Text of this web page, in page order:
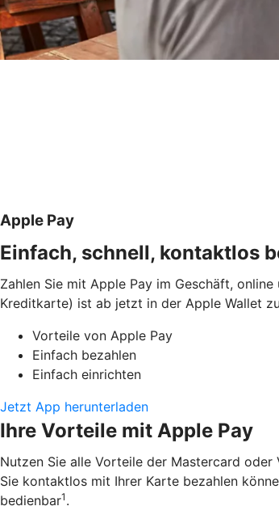
Apple Pay
Einfach, schnell, kontaktlos
Zahlen Sie mit Apple Pay im Geschäft,
Kreditkarte) ist ab jetzt in der Apple Wallet
Vorteile von Apple Pay
Einfach bezahlen
Einfach einrichten
Jetzt App herunterladen
Ihre Vorteile mit Apple Pay
Nutzen Sie alle Vorteile der Mastercard
Sie kontaktlos mit Ihrer Karte bezahlen
bedienbar1 .